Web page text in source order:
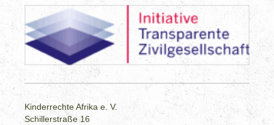
Kinderrechte Afrika e. V.
Schillerstraße 16